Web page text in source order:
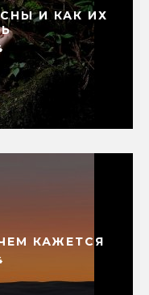
И КАК ИХ
КАЖЕТСЯ